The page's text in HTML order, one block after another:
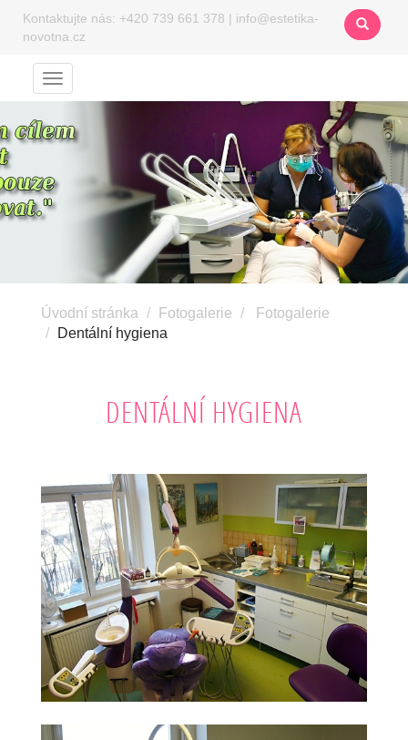
Kontaktujte nás: +420 739 661 378 | info@estetika-
novotna.cz
Menu
Úvodní stránka Fotogalerie
Fotogalerie
Dentální hygiena
DENTÁLNÍ HYGIENA